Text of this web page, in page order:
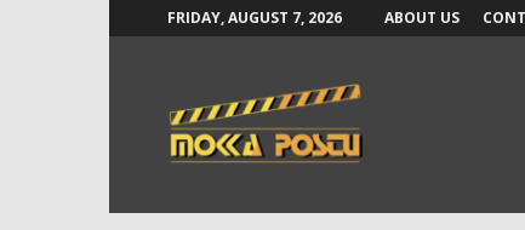
FRIDAY, AUGUST 7, 2026 ABOUT US
Postu
News